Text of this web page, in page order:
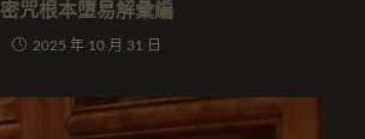
密咒根本墮易解彙編
2025 年 10 月 31 日